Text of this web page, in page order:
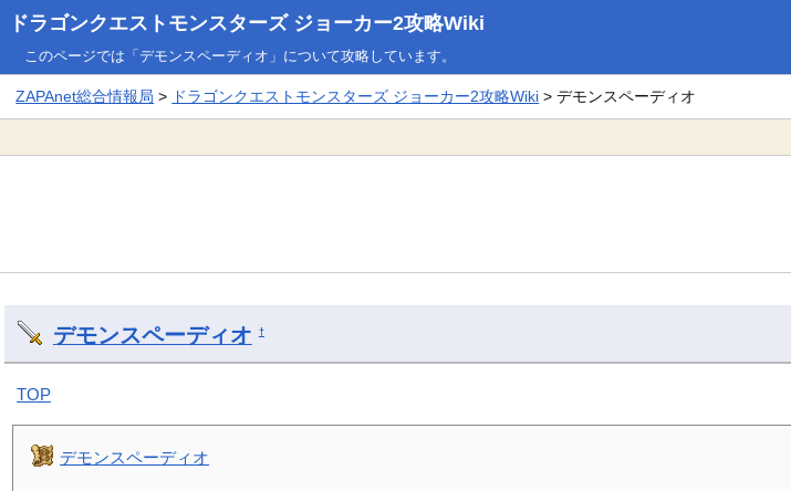
ドラゴンクエストモンスターズ ジョーカー2攻略Wiki
このページでは「デモンスペーディオ」について攻略しています。
ZAPAnet総合情報局 > ドラゴンクエストモンスターズ ジョーカー2攻略Wiki > デモンスペーディオ
デモンスペーディオ †
TOP
デモンスペーディオ